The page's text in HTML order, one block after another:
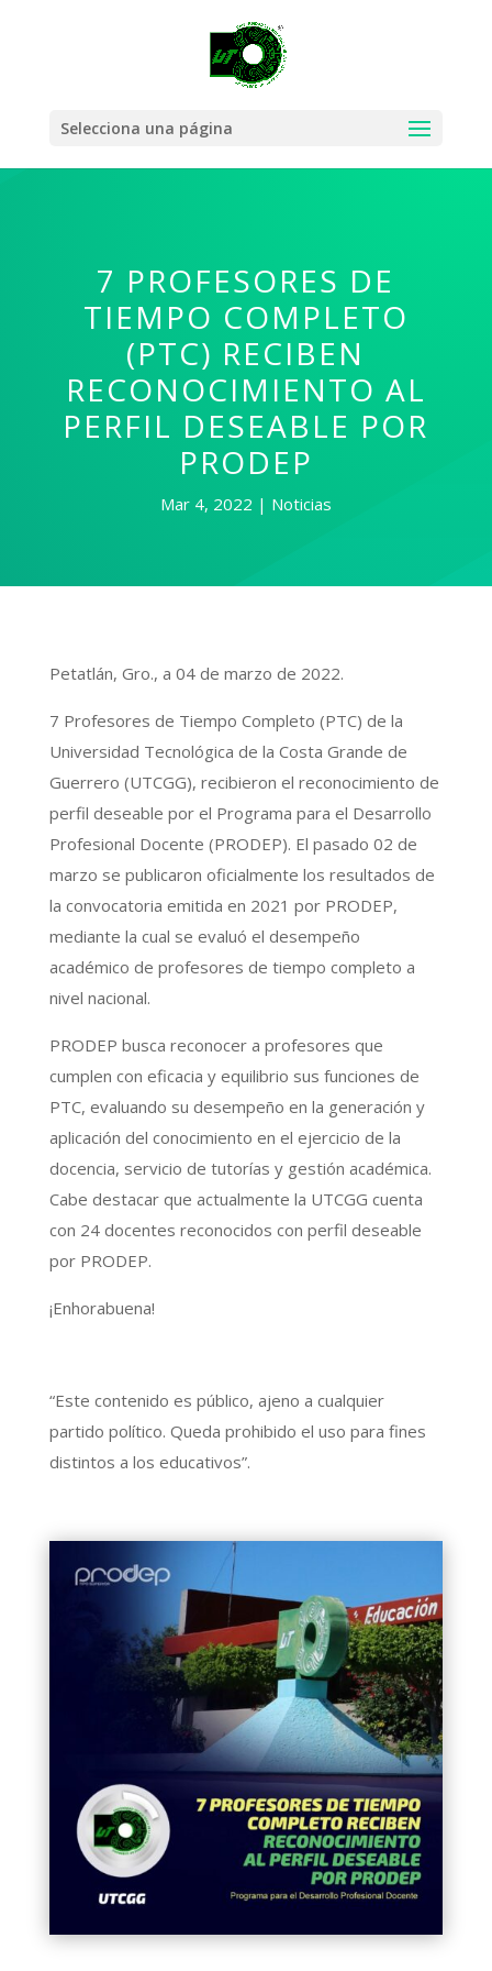
Selecciona una página
7 PROFESORES DE
TIEMPO COMPLETO
(PTC) RECIBEN
RECONOCIMIENTO AL
PERFIL DESEABLE POR
PRODEP
Mar 4, 2022 Noticias
Petatlán, Gro., a 04 de marzo de 2022.
7 Profesores de Tiempo Completo (PTC) de la
Universidad Tecnológica de la Costa Grande de
Guerrero (UTCGG), recibieron el reconocimiento de
perfil deseable por el Programa para el Desarrollo
Profesional Docente (PRODEP). El pasado 02 de
marzo se publicaron oficialmente los resultados de
la convocatoria emitida en 2021 por PRODEP,
mediante la cual se evaluó el desempeño
académico de profesores de tiempo completo a
nivel nacional.
PRODEP busca reconocer a profesores que
cumplen con eficacia y equilibrio sus funciones de
PTC, evaluando su desempeño en la generación y
aplicación del conocimiento en el ejercicio de la
docencia, servicio de tutorías y gestión académica.
Cabe destacar que actualmente la UTCGG cuenta
con 24 docentes reconocidos con perfil deseable
por PRODEP.
¡Enhorabuena!
“Este contenido es público, ajeno a cualquier
partido político. Queda prohibido el uso para fines
distintos a los educativos”.